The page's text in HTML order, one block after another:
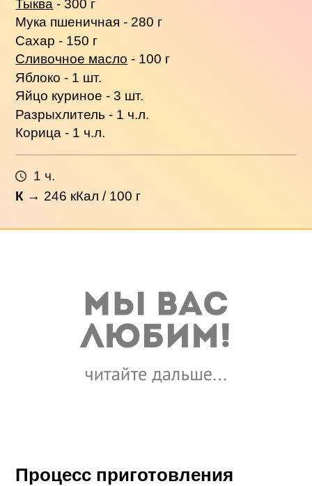
Тыква - 300 г
Мука пшеничная - 280 г
Сахар - 150 г
Сливочное масло - 100 г
Яблоко - 1 шт.
Яйцо куриное - 3 шт.
Разрыхлитель - 1 ч.л.
Корица - 1 ч.л.
1 ч.
К → 246 кКал / 100 г
Процесс приготовления